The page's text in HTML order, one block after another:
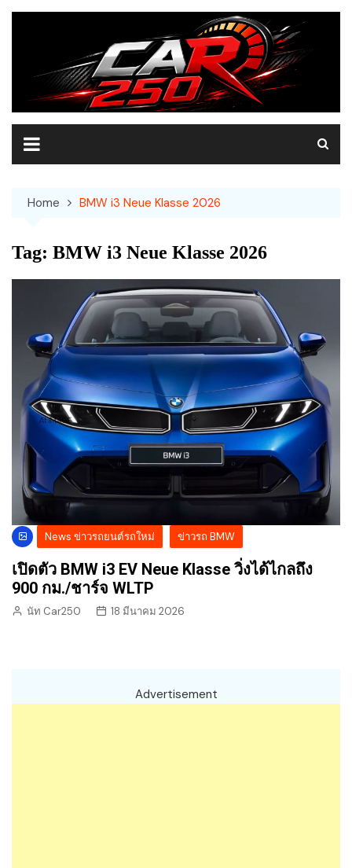
Skip
Home BMW i3 Neue Klasse 2026
Tag: BMW i3 Neue Klasse 2026
News ข่าวรถยนต์รถใหม่ ข่าวรถ BMW
เปิดตัว BMW i3 EV Neue Klasse วิ่งได้ไกลถึง
900 กม./ชาร์จ WLTP
นัท Car250 18 มีนาคม 2026
Advertisement